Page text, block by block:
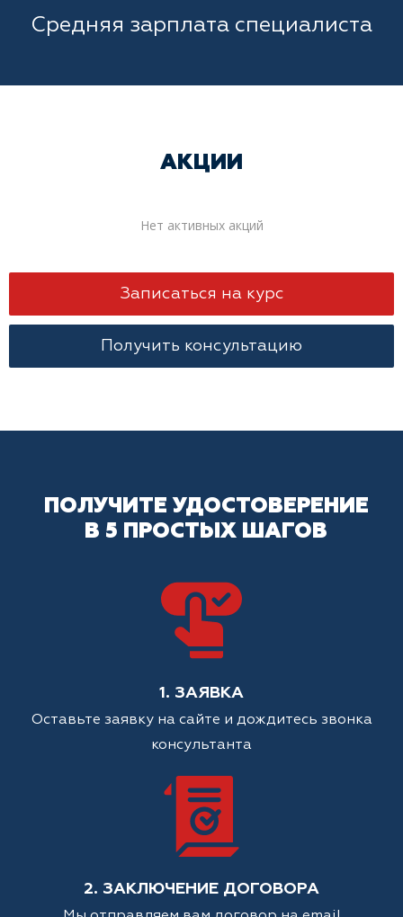
Средняя зарплата специалиста
АКЦИИ
Нет активных акций
Записаться на курс
Получить консультацию
ПОЛУЧИТЕ УДОСТОВЕРЕНИЕ
В 5 ПРОСТЫХ ШАГОВ
1. ЗАЯВКА
Оставьте заявку на сайте и дождитесь звонка
консультанта
2. ЗАКЛЮЧЕНИЕ ДОГОВОРА